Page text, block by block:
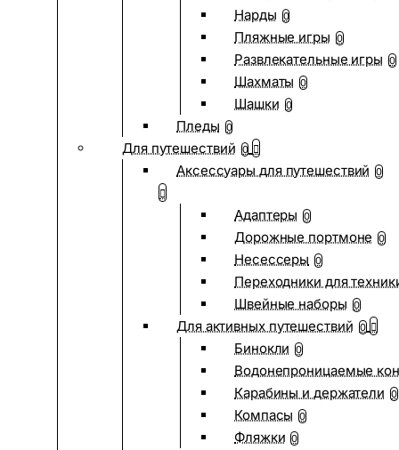
Нарды 0
Пляжные игры 0
Развлекательные игры 0
Шахматы 0
Шашки 0
Пледы 0
Для путешествий 0
Аксессуары для путешествий 0
Адаптеры 0
Дорожные портмоне 0
Несессеры 0
Переходники для
Швейные наборы 0
Для активных путешествий 0
Бинокли 0
Водонепроницаемые
Карабины и держатели 0
Компасы 0
Фляжки 0